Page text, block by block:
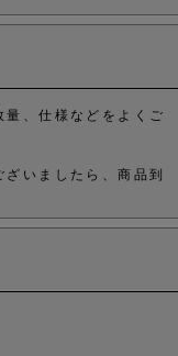
、仕様などをよくご
いましたら、商品到